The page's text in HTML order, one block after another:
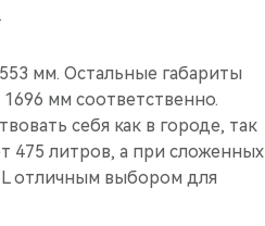
мм. Остальные габариты
мм соответственно.
себя как в городе, так
475 литров, а при сложенных
отличным выбором для